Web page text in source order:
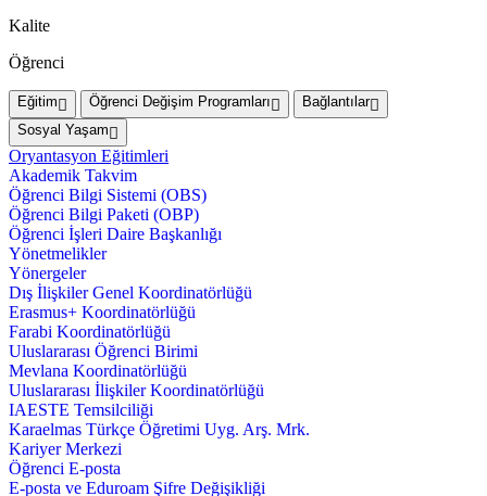
Kalite
Öğrenci
Eğitim Öğrenci Değişim Programları
Bağlantılar
Sosyal Yaşam
Oryantasyon Eğitimleri
Akademik Takvim
Öğrenci Bilgi Sistemi (OBS)
Öğrenci Bilgi Paketi (OBP)
Öğrenci İşleri Daire Başkanlığı
Yönetmelikler
Yönergeler
Dış İlişkiler Genel Koordinatörlüğü
Erasmus+ Koordinatörlüğü
Farabi Koordinatörlüğü
Uluslararası Öğrenci Birimi
Mevlana Koordinatörlüğü
Uluslararası İlişkiler Koordinatörlüğü
IAESTE Temsilciliği
Karaelmas Türkçe Öğretimi Uyg. Arş. Mrk.
Kariyer Merkezi
Öğrenci E-posta
E-posta ve Eduroam Şifre Değişikliği